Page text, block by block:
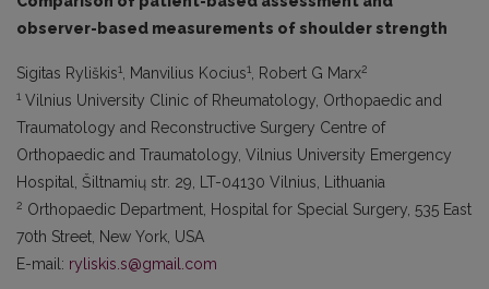
observer-based measurements of shoulder strength
Sigitas Ryliškis1 , Manvilius Kocius1 , Robert G Marx2
1 Vilnius University Clinic of Rheumatology, Orthopaedic and
Traumatology and Reconstructive Surgery Centre of
Orthopaedic and Traumatology, Vilnius University Emergency
Hospital, Šiltnamių str. 29, LT-04130 Vilnius, Lithuania
2 Orthopaedic Department, Hospital for Special Surgery, 535 East
70th Street, New York, USA
E-mail: ryliskis.s@gmail.com